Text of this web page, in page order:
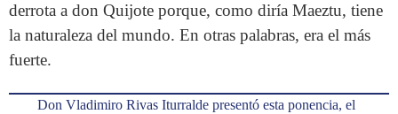
derrota a don Quijote porque, como diría Maeztu, tiene
la naturaleza del mundo. En otras palabras, era el más
fuerte.
Don Vladimiro Rivas Iturralde presentó esta ponencia, el